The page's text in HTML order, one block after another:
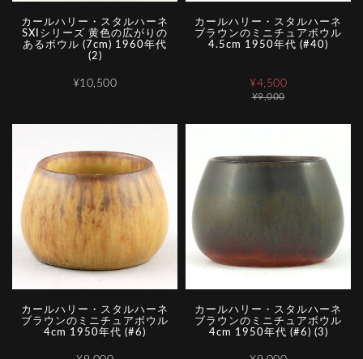
カールハリー・スタルハーネ
SXIシリーズ 黄色の広がりの
あるボウル (7cm) 1960年代
(2)
¥10,500
カールハリー・スタルハーネ
ブラウンのミニチュアボウル
4.5cm 1950年代 (#40)
¥9,000
¥4,500
カールハリー・スタルハーネ
ブラウンのミニチュアボウル
4cm 1950年代 (#6)
カールハリー・スタルハーネ
ブラウンのミニチュアボウル
4cm 1950年代 (#6) (3)